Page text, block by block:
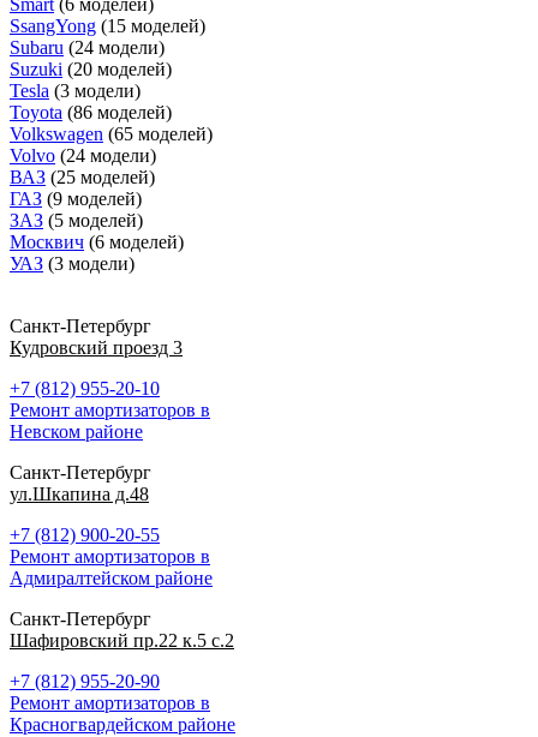
Smart (6 моделей)
SsangYong (15 моделей)
Subaru (24 модели)
Suzuki (20 моделей)
Tesla (3 модели)
Toyota (86 моделей)
Volkswagen (65 моделей)
Volvo (24 модели)
ВАЗ (25 моделей)
ГАЗ (9 моделей)
ЗАЗ (5 моделей)
Москвич (6 моделей)
УАЗ (3 модели)
Санкт-Петербург
Кудровский проезд 3
+7 (812) 955-20-10
Ремонт амортизаторов в
Невском районе
Санкт-Петербург
ул.Шкапина д.48
+7 (812) 900-20-55
Ремонт амортизаторов в
Адмиралтейском районе
Санкт-Петербург
Шафировский пр.22 к.5 с.2
+7 (812) 955-20-90
Ремонт амортизаторов в
Красногвардейском районе